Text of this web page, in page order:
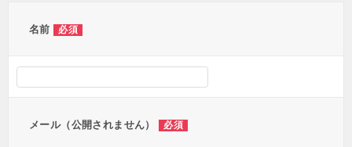
名前 必須
メール（公開されません） 必須